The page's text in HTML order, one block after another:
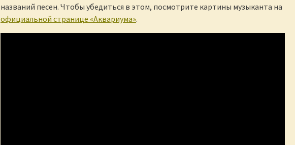
названий песен. Чтобы убедиться в этом, посмотрите картины музыканта на
официальной странице «Аквариума».